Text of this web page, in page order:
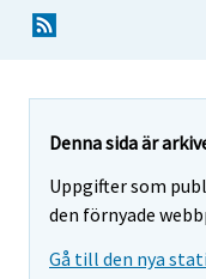
Denna sida är
Uppgifter som
den förnyade
Gå till den nya